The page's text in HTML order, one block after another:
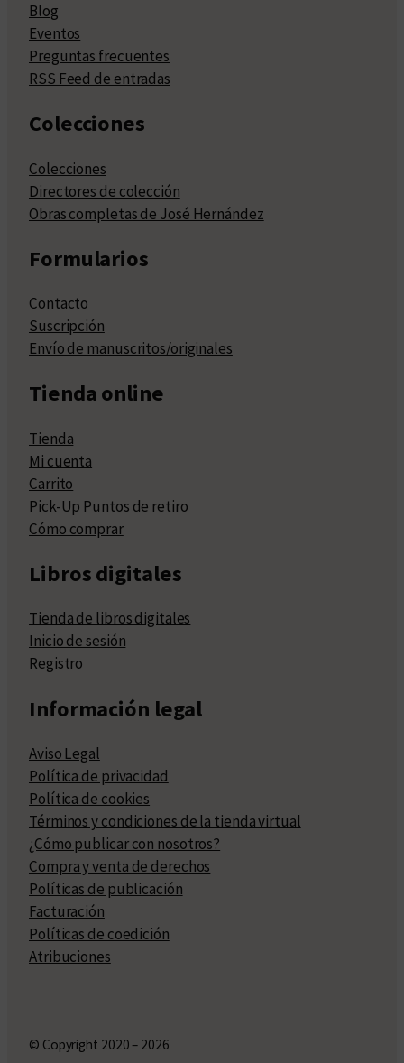
Blog
Eventos
Preguntas frecuentes
RSS Feed de entradas
Colecciones
Colecciones
Directores de colección
Obras completas de José Hernández
Formularios
Contacto
Suscripción
Envío de manuscritos/originales
Tienda online
Tienda
Mi cuenta
Carrito
Pick-Up Puntos de retiro
Cómo comprar
Libros digitales
Tienda de libros digitales
Inicio de sesión
Registro
Información legal
Aviso Legal
Política de privacidad
Política de cookies
Términos y condiciones de la tienda virtual
¿Cómo publicar con nosotros?
Compra y venta de derechos
Políticas de publicación
Facturación
Políticas de coedición
Atribuciones
© Copyright 2020 – 2026